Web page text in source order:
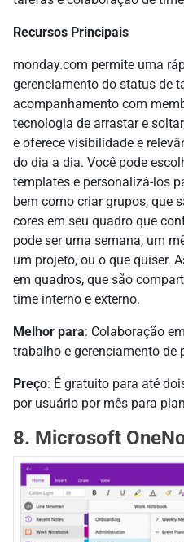
Recursos Principais
monday.com permite uma
gerenciamento do status de
acompanhamento com
tecnologia de arrastar e
e oferece visibilidade e
do dia a dia. Você pode
templates e personalizá-los
bem como criar grupos, que
cores em seu quadro que
pode ser uma semana, um
um projeto, ou o que quiser.
em quadros, que são
time interno e externo.
Melhor para: Colaboração
trabalho e gerenciamento de
Preço: É gratuito para até
por usuário por mês para
8. Microsoft